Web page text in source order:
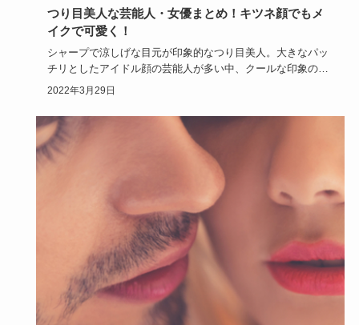
つり目美人な芸能人・女優まとめ！キツネ顔でもメ
イクで可愛く！
シャープで涼しげな目元が印象的なつり目美人。大きなパッ
チリとしたアイドル顔の芸能人が多い中、クールな印象のつ
り目美人の芸能…
2022年3月29日